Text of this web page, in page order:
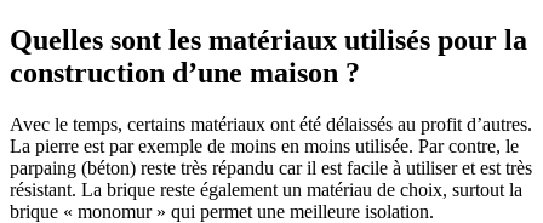
Quelles sont les matériaux utilisés pour la
construction d’une maison ?
Avec le temps, certains matériaux ont été délaissés au profit d’autres.
La pierre est par exemple de moins en moins utilisée. Par contre, le
parpaing (béton) reste très répandu car il est facile à utiliser et est très
résistant. La brique reste également un matériau de choix, surtout la
brique « monomur » qui permet une meilleure isolation.